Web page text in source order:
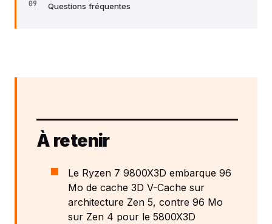
Questions fréquentes
À retenir
Le Ryzen 7 9800X3D embarque 96
Mo de cache 3D V-Cache sur
architecture Zen 5, contre 96 Mo
sur Zen 4 pour le 5800X3D